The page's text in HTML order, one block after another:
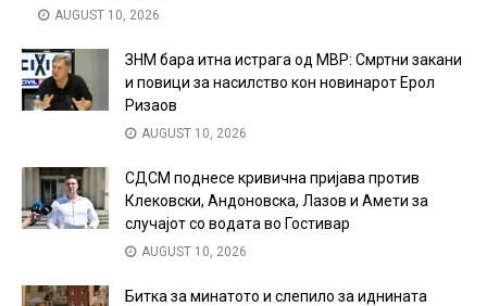
AUGUST 10, 2026
ЗНМ бара итна истрага од МВР: Смртни закани
и повици за насилство кон новинарот Ерол
Ризаов
AUGUST 10, 2026
СДСМ поднесе кривична пријава против
Клековски, Андоновска, Лазов и Амети за
случајот со водата во Гостивар
AUGUST 10, 2026
Битка за минатото и слепило за иднината